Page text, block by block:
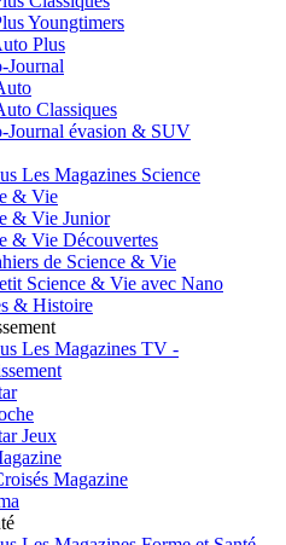
Youngtimers
Plus
Classiques
Journal évasion & SUV
Les Magazines Science
& Vie
& Vie Junior
& Vie Découvertes
de Science & Vie
Science & Vie avec Nano
& Histoire
Les Magazines TV -
Jeux
Magazine